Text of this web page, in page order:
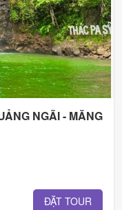
NGÃI - MĂNG
ĐẶT TOUR